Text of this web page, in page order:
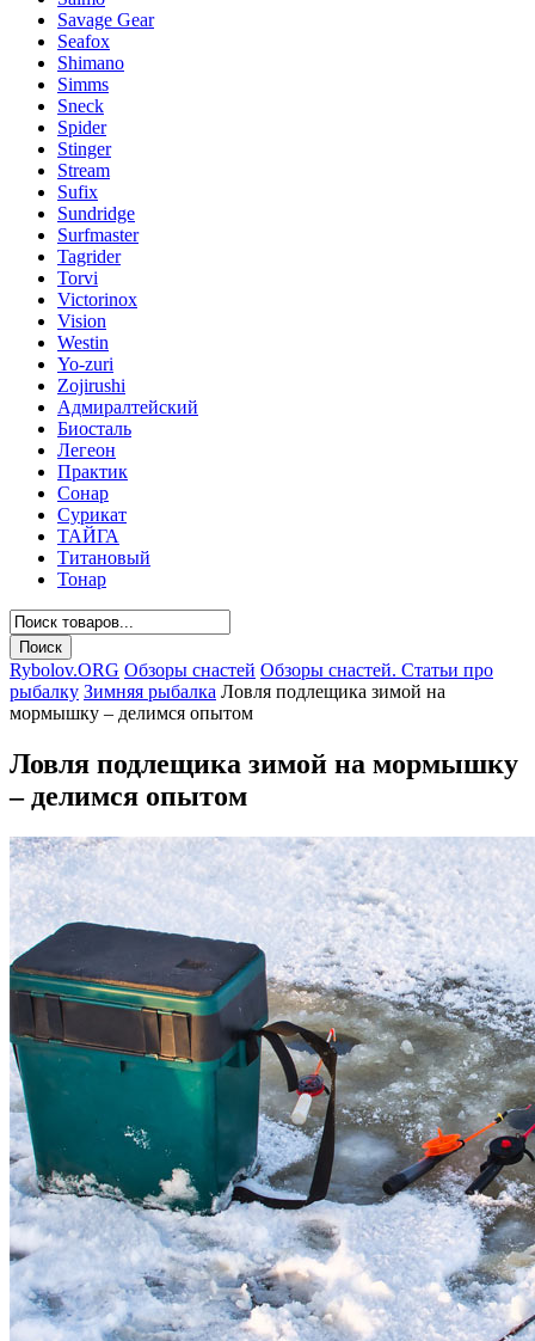
Savage Gear
Seafox
Shimano
Simms
Sneck
Spider
Stinger
Stream
Sufix
Sundridge
Surfmaster
Tagrider
Torvi
Victorinox
Vision
Westin
Yo-zuri
Zojirushi
Адмиралтейский
Биосталь
Легеон
Практик
Сонар
Сурикат
ТАЙГА
Титановый
Тонар
Rybolov.ORG Обзоры снастей Обзоры снастей. Статьи про
рыбалку Зимняя рыбалка Ловля подлещика зимой на
мормышку – делимся опытом
Ловля подлещика зимой на мормышку
– делимся опытом